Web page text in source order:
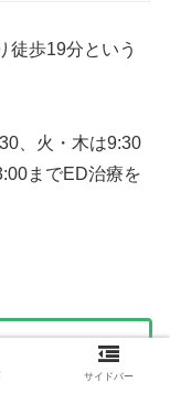
徒歩19分という
、火・木は9:30
までED治療を
サイドバー